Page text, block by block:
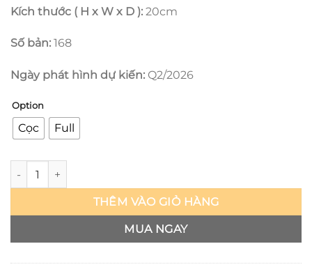
Kích thước ( H x W x D ): 20cm
Số bản: 168
Ngày phát hình dự kiến: Q2/2026
Option
Cọc Full
Spy x Family - Anya cosplay Sasori - ZH số lượng
THÊM VÀO GIỎ HÀNG
MUA NGAY